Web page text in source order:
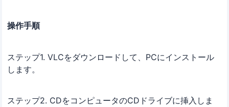
操作手順
ステップ1. VLCをダウンロードして、PCにインストール
します。
ステップ2. CDをコンピュータのCDドライブに挿入しま